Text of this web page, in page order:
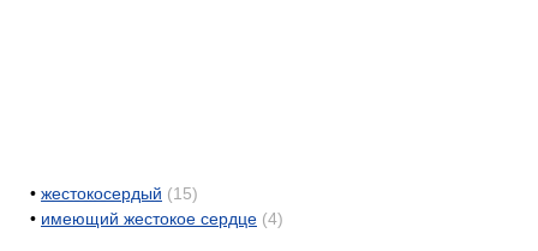
• жестокосердый (15)
• имеющий жестокое сердце (4)